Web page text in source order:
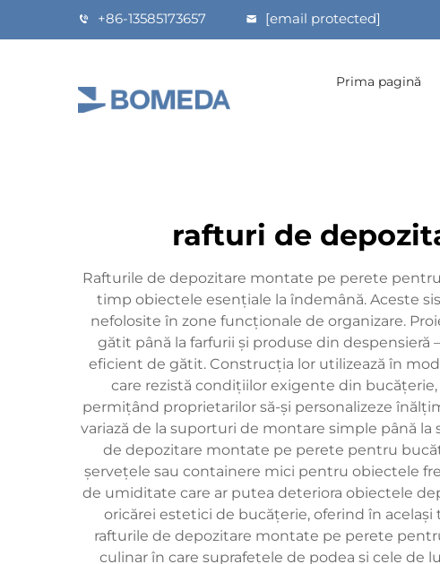
+86-13585173657 [email protected]
Prima pagină
rafturi de
Rafturile de depozitare montate pe perete
timp obiectele esențiale la îndemână. Aceste
nefolosite în zone funcționale de organizare.
gătit până la farfurii și produse din
eficient de gătit. Construcția lor utilizează în
care rezistă condițiilor exigente din
permițând proprietarilor să-și personalizeze
variază de la suporturi de montare simple până
de depozitare montate pe perete pentru
șervețele sau containere mici pentru obiectele
de umiditate care ar putea deteriora obiectele
oricărei estetici de bucățerie, oferind în
rafturile de depozitare montate pe perete
culinar în care suprafețele de podea și cele de